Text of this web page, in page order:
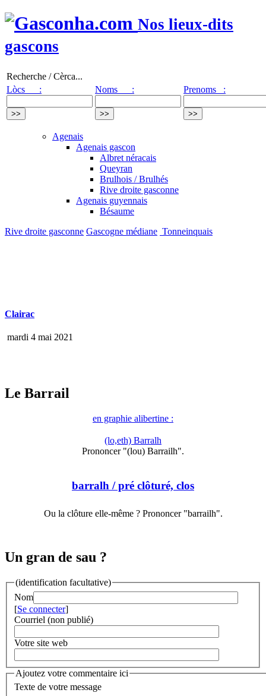
Nos lieux-dits
gascons
Recherche / Cèrca...
Lòcs :
Noms : Prenoms :
Agenais
Agenais gascon
Albret néracais
Queyran
Brulhois / Brulhés
Rive droite gasconne
Agenais guyennais
Bésaume
Rive droite gasconne Gascogne médiane Tonneinquais
Clairac
mardi 4 mai 2021
Le Barrail
en graphie alibertine :
(lo,eth) Barralh
Prononcer "(lou) Barrailh".
barralh / pré clôturé, clos
Ou la clôture elle-même ? Prononcer "barrailh".
Un gran de sau ?
(identification facultative)
Nom
[Se connecter]
Courriel (non publié)
Votre site web
Ajoutez votre commentaire ici
Texte de votre message